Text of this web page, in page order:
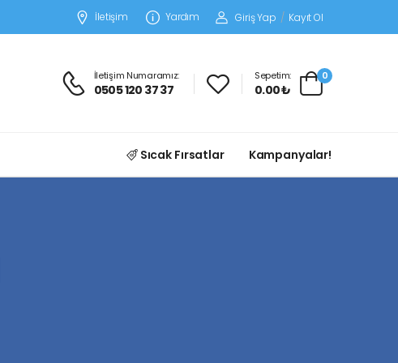
İletişim Yardım Giriş Yap / Kayıt Ol
İletişim Numaramız:
0505 120 37 37
Sepetim:
0.00 ₺
0
Sıcak Fırsatlar Kampanyalar!